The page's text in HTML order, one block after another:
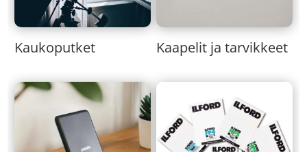
Kaukoputket Kaapelit ja tarvikkeet